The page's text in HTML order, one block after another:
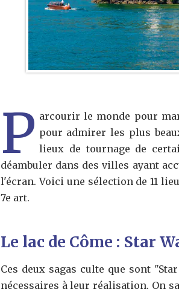
P arcourir le monde pour
pour admirer les plus
lieux de tournage de
déambuler dans des villes ayant
l'écran. Voici une sélection de 11
7e art.
Le lac de Côme : Star
Ces deux sagas culte que sont
nécessaires à leur réalisation. On